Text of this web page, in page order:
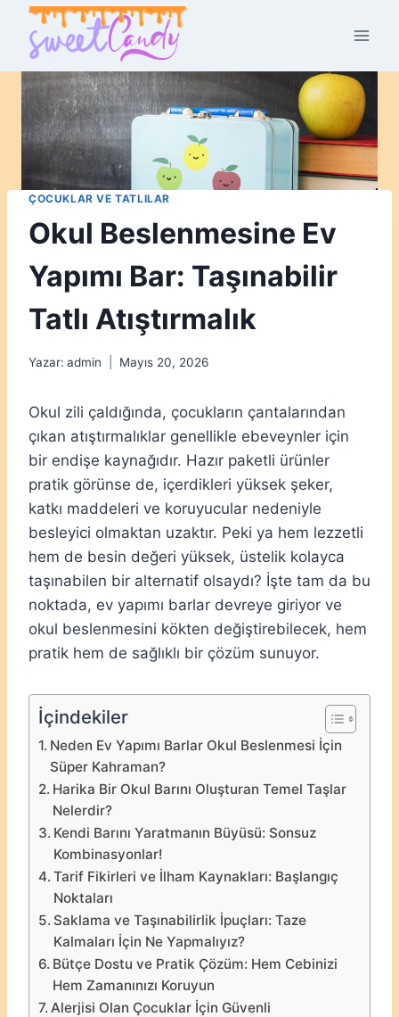
Skip
content
ÇOCUKLAR VE TATLILAR
Okul Beslenmesine Ev
Yapımı Bar: Taşınabilir
Tatlı Atıştırmalık
Yazar: admin Mayıs 20, 2026
Okul zili çaldığında, çocukların çantalarından
çıkan atıştırmalıklar genellikle ebeveynler için
bir endişe kaynağıdır. Hazır paketli ürünler
pratik görünse de, içerdikleri yüksek şeker,
katkı maddeleri ve koruyucular nedeniyle
besleyici olmaktan uzaktır. Peki ya hem lezzetli
hem de besin değeri yüksek, üstelik kolayca
taşınabilen bir alternatif olsaydı? İşte tam da bu
noktada, ev yapımı barlar devreye giriyor ve
okul beslenmesini kökten değiştirebilecek, hem
pratik hem de sağlıklı bir çözüm sunuyor.
İçindekiler
Neden Ev Yapımı Barlar Okul Beslenmesi İçin
Süper Kahraman?
Harika Bir Okul Barını Oluşturan Temel Taşlar
Nelerdir?
Kendi Barını Yaratmanın Büyüsü: Sonsuz
Kombinasyonlar!
Tarif Fikirleri ve İlham Kaynakları: Başlangıç
Noktaları
Saklama ve Taşınabilirlik İpuçları: Taze
Kalmaları İçin Ne Yapmalıyız?
Bütçe Dostu ve Pratik Çözüm: Hem Cebinizi
Hem Zamanınızı Koruyun
Alerjisi Olan Çocuklar İçin Güvenli